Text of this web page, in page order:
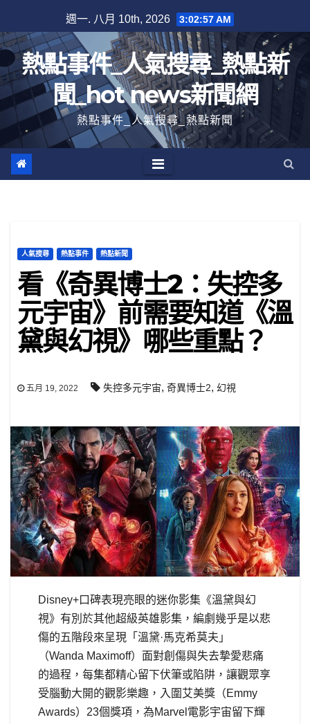
至
內
容
週一. 八月 10th, 2026 3:02:58 AM
熱點事件_人氣搜尋_熱點新
聞_hot news新聞網
熱點事件_人氣搜尋_熱點新聞
人氣搜尋 熱點事件 熱點新聞
看《奇異博士2：失控多
元宇宙》前需要知道《溫
黛與幻視》哪些重點？
五月 19, 2022 失控多元宇宙, 奇異博士2, 幻視
Disney+口碑表現亮眼的迷你影集《溫黛與幻
視》有別於其他超級英雄影集，編劇幾乎是以悲
傷的五階段來呈現「溫黛·馬克希莫夫」
（Wanda Maximoff）面對創傷與失去摯愛悲痛
的過程，每集都精心留下伏筆或陷阱，讓觀眾享
受腦動大開的觀影樂趣，入圍艾美獎（Emmy
Awards）23個獎項，為Marvel電影宇宙留下輝